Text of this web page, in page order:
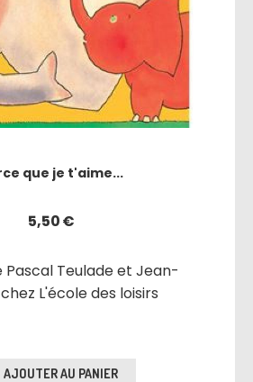
que je t'aime...
5,50€
Pascal Teulade et Jean-
L'école des loisirs
AJOUTER AU PANIER